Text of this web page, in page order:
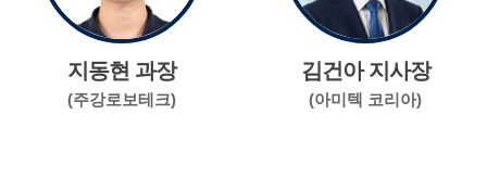
지동현 과장
(주강로보테크)
김건아 지사장
(아미텍 코리아)